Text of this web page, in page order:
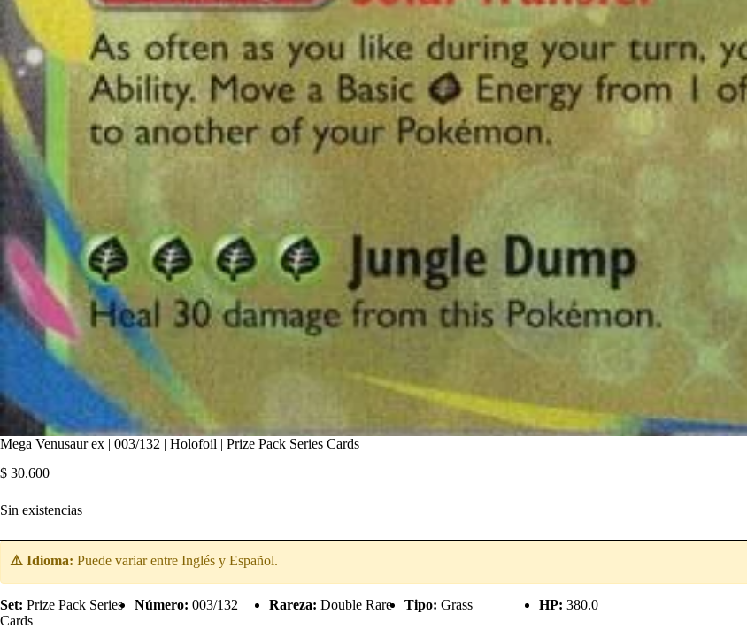
Mega Venusaur ex | 003/132 | Holofoil | Prize Pack Series Cards
$ 30.600
Sin existencias
⚠️ Idioma: Puede variar entre Inglés y Español.
Set: Prize Pack Series
Cards
Número: 003/132 Rareza: Double Rare Tipo: Grass HP: 380.0